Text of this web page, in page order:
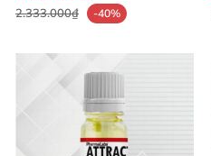
2.333.000₫ -40%